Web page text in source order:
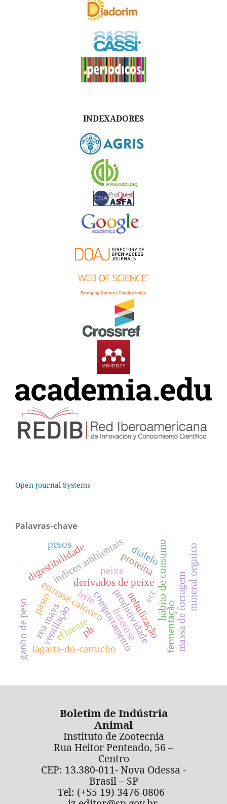
INDEXADORES
Open Journal Systems
Palavras-chave
peixe
derivados de peixe hábito de consumo
comportamento
estresse calórico
índices ambientais
nebulização
ventilação
digestibilidade
efluente fermentação
ph
proteína
lagarta-do-cartucho massa de forragem
zea mays
pesos
produtividade
ganho de peso
mineral orgnico
pasto leite ecc
dialelo
heterose
Boletim de Indústria
Animal
Instituto de Zootecnia
Rua Heitor Penteado, 56 –
Centro
CEP: 13.380-011- Nova Odessa -
Brasil – SP
Tel: (+55 19) 3476-0806